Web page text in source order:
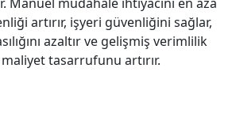
artırır, işyeri güvenliğini sağlar,
azaltır ve gelişmiş verimlilik
tasarrufunu artırır.